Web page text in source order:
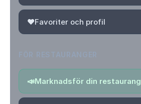
❤️Favoriter och profil
📣Marknadsför din restaurang